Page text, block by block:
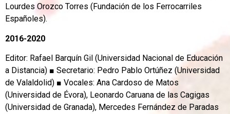
Lourdes Orozco Torres (Fundación de los Ferrocarriles
Españoles).
2016-2020
Editor: Rafael Barquín Gil (Universidad Nacional de Educación
a Distancia) ■ Secretario: Pedro Pablo Ortúñez (Universidad
de Valaldolid) ■ Vocales: Ana Cardoso de Matos
(Universidad de Évora), Leonardo Caruana de las Cagigas
(Universidad de Granada), Mercedes Fernández de Paradas